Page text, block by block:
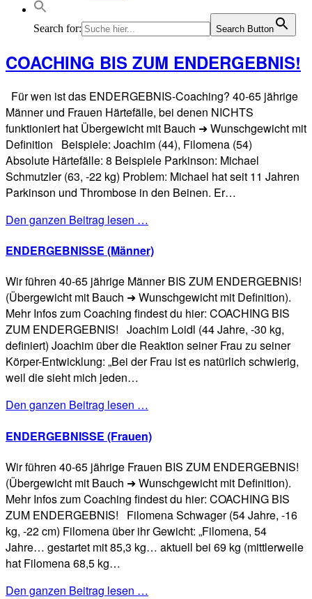
Search for: Search Button
COACHING BIS ZUM ENDERGEBNIS!
Für wen ist das ENDERGEBNIS-Coaching? 40-65 jährige
Männer und Frauen Härtefälle, bei denen NICHTS
funktioniert hat Übergewicht mit Bauch ➜ Wunschgewicht mit
Definition Beispiele: Joachim (44), Filomena (54)
Absolute Härtefälle: 8 Beispiele Parkinson: Michael
Schmutzler (63, -22 kg) Problem: Michael hat seit 11 Jahren
Parkinson und Thrombose in den Beinen. Er…
Den ganzen Beitrag lesen …
ENDERGEBNISSE (Männer)
Wir führen 40-65 jährige Männer BIS ZUM ENDERGEBNIS!
(Übergewicht mit Bauch ➜ Wunschgewicht mit Definition).
Mehr Infos zum Coaching findest du hier: COACHING BIS
ZUM ENDERGEBNIS! Joachim Loidl (44 Jahre, -30 kg,
definiert) Joachim über die Reaktion seiner Frau zu seiner
Körper-Entwicklung: „Bei der Frau ist es natürlich schwierig,
weil die sieht mich jeden…
Den ganzen Beitrag lesen …
ENDERGEBNISSE (Frauen)
Wir führen 40-65 jährige Frauen BIS ZUM ENDERGEBNIS!
(Übergewicht mit Bauch ➜ Wunschgewicht mit Definition).
Mehr Infos zum Coaching findest du hier: COACHING BIS
ZUM ENDERGEBNIS! Filomena Schwager (54 Jahre, -16
kg, -22 cm) Filomena über ihr Gewicht: „Filomena, 54
Jahre… gestartet mit 85,3 kg… aktuell bei 69 kg (mittlerweile
hat Filomena 68,5 kg…
Den ganzen Beitrag lesen …